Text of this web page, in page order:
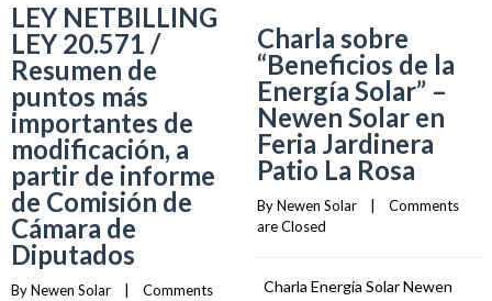
LEY NETBILLING
LEY 20.571 /
Resumen de
puntos más
importantes de
modificación, a
partir de informe
de Comisión de
Cámara de
Diputados
By Newen Solar
Comments
Charla sobre
“Beneficios de la
Energía Solar” –
Newen Solar en
Feria Jardinera
Patio La Rosa
By Newen Solar
Comments
are Closed
Charla Energía Solar Newen